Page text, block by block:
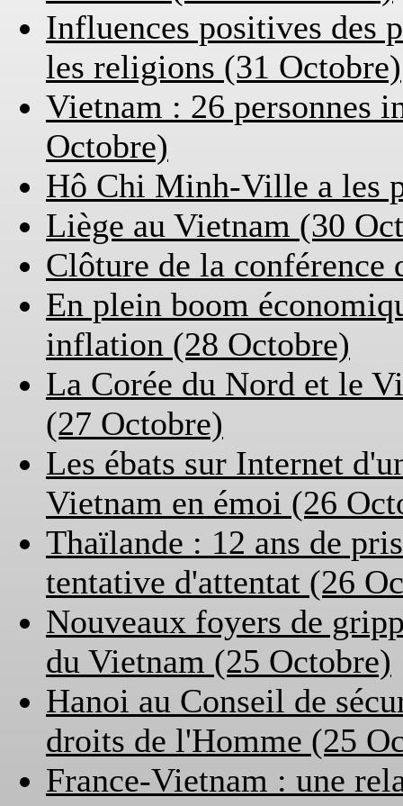
Influences positives des
les religions (31 Octobre)
Vietnam : 26 personnes
Octobre)
Hô Chi Minh-Ville a les
Liège au Vietnam (30
Clôture de la
En plein boom
inflation (28 Octobre)
La Corée du Nord et le
(27 Octobre)
Les ébats sur Internet
Vietnam en émoi (26
Thaïlande : 12 ans de
tentative d'attentat (26
Nouveaux foyers de
du Vietnam (25 Octobre)
Hanoi au Conseil de
droits de l'Homme (25
France-Vietnam : une